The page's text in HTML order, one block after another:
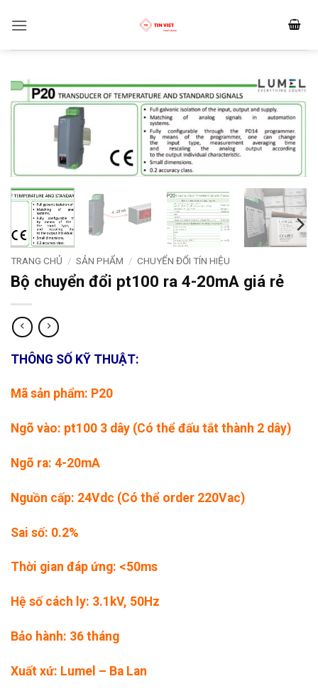
qua
TRANG CHỦ / SẢN PHẨM / CHUYỂN ĐỔI TÍN HIỆU
Bộ chuyển đổi pt100 ra 4-20mA giá rẻ
THÔNG SỐ KỸ THUẬT:
Mã sản phẩm: P20
Ngõ vào: pt100 3 dây (Có thể đấu tắt thành 2 dây)
Ngõ ra: 4-20mA
Nguồn cấp: 24Vdc (Có thể order 220Vac)
Sai số: 0.2%
Thời gian đáp ứng: <50ms
Hệ số cách ly: 3.1kV, 50Hz
Bảo hành: 36 tháng
Xuất xứ: Lumel – Ba Lan